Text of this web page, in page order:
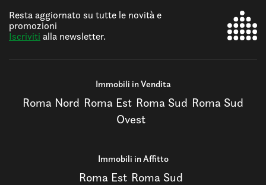
Resta aggiornato su tutte le novità e
promozioni
Iscriviti alla newsletter.
Immobili in Vendita
Roma Nord Roma Est Roma Sud Roma Sud
Ovest
Immobili in Affitto
Roma Est Roma Sud